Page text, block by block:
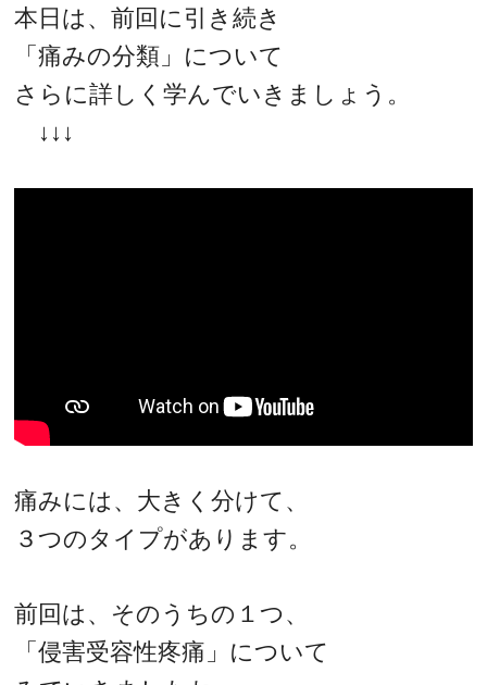
本日は、前回に引き続き
「痛みの分類」について
さらに詳しく学んでいきましょう。
↓↓↓
痛みには、大きく分けて、
３つのタイプがあります。
前回は、そのうちの１つ、
「侵害受容性疼痛」について